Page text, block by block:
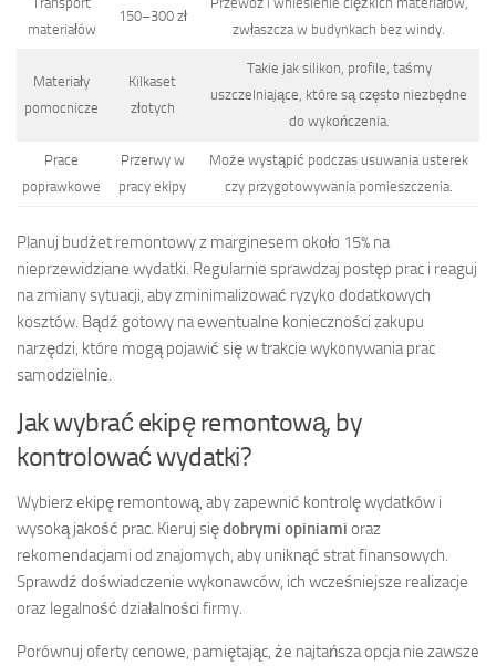
materiałów
150–300 zł
zwłaszcza w budynkach bez windy.
Materiały
pomocnicze
Kilkaset
złotych
Takie jak silikon, profile, taśmy
uszczelniające, które są często niezbędne
do wykończenia.
Prace
poprawkowe
Przerwy w
pracy ekipy
Może wystąpić podczas usuwania usterek
czy przygotowywania pomieszczenia.
Planuj budżet remontowy z marginesem około 15% na
nieprzewidziane wydatki. Regularnie sprawdzaj postęp prac i reaguj
na zmiany sytuacji, aby zminimalizować ryzyko dodatkowych
kosztów. Bądź gotowy na ewentualne konieczności zakupu
narzędzi, które mogą pojawić się w trakcie wykonywania prac
samodzielnie.
Jak wybrać ekipę remontową, by
kontrolować wydatki?
Wybierz ekipę remontową, aby zapewnić kontrolę wydatków i
wysoką jakość prac. Kieruj siędobrymi opiniami oraz
rekomendacjami od znajomych, aby uniknąć strat finansowych.
Sprawdź doświadczenie wykonawców, ich wcześniejsze realizacje
oraz legalność działalności firmy.
Porównuj oferty cenowe, pamiętając, że najtańsza opcja nie zawsze